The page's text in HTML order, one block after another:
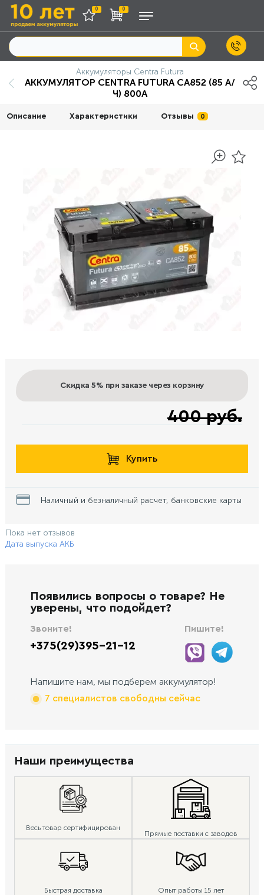
0 0
Аккумуляторы Centra Futura
АККУМУЛЯТОР CENTRA FUTURA CA852 (85 А/
Ч) 800A
Описание Характеристики Отзывы 0
Скидка 5% при заказе через корзину
400 руб.
Купить
Наличный и безналичный расчет, банковские карты
Пока нет отзывов
Дата выпуска АКБ
Появились вопросы о товаре? Не
уверены, что подойдет?
Звоните!
+375(29)395-21-12
Пишите!
Напишите нам, мы подберем аккумулятор!
7 специалистов свободны сейчас
Наши преимущества
Весь товар сертифицирован
Прямые поставки с заводов
Быстрая доставка Опыт работы 15 лет